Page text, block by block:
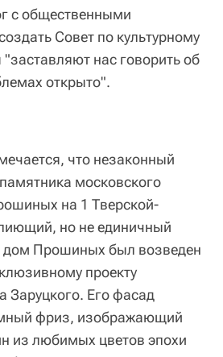
с общественными
Совет по культурному
нас говорить об
открыто".
что незаконный
московского
на 1 Тверской-
но не единичный
дом Прошиных был возведен
проекту
Заруцкого. Его фасад
фриз, изображающий
из любимых цветов эпохи